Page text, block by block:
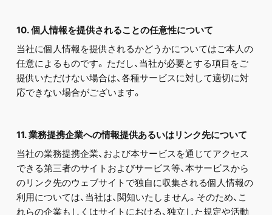
10. 個人情報を提供されることの任意性について
当社に個人情報を提供されるかどうかについてはご本人の
任意によるものです。 ただし、当社が必要とする項目をご
提供いただけない場合は、各種サービスに対して適切に対
応できない場合がございます。
11. 業務提携企業への情報提供あるいはリンク先について
当社の業務提携企業、および本サービスを通じてアクセス
できる第三者のサイトおよびサービス等、本サービスから
のリンク先のウェブサイトで独自に収集される個人情報の
利用については、当社は、関知いたしません。そのため、こ
れらの企業もしくはサイトにおける、独立した規定や活動